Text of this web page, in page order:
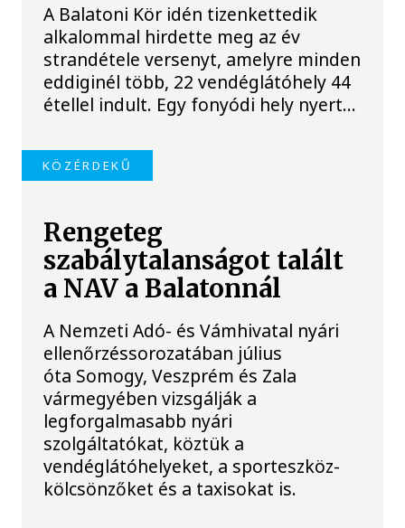
A Balatoni Kör idén tizenkettedik
alkalommal hirdette meg az év
strandétele versenyt, amelyre minden
eddiginél több, 22 vendéglátóhely 44
étellel indult. Egy fonyódi hely nyert...
KÖZÉRDEKŰ
Rengeteg
szabálytalanságot talált
a NAV a Balatonnál
A Nemzeti Adó- és Vámhivatal nyári
ellenőrzéssorozatában július
óta Somogy, Veszprém és Zala
vármegyében vizsgálják a
legforgalmasabb nyári
szolgáltatókat, köztük a
vendéglátóhelyeket, a sporteszköz-
kölcsönzőket és a taxisokat is.